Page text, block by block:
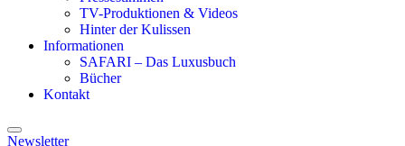
TV-Produktionen & Videos
Hinter der Kulissen
Informationen
SAFARI – Das Luxusbuch
Bücher
Kontakt
Newsletter